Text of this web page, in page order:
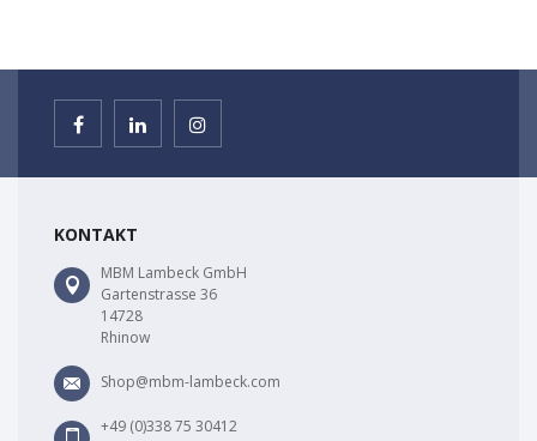
KONTAKT
MBM Lambeck GmbH
Gartenstrasse 36
14728
Rhinow
Shop@mbm-lambeck.com
+49 (0)338 75 30412